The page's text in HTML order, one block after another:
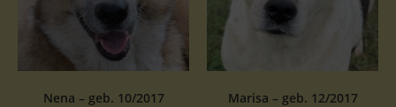
Nena – geb. 10/2017 Marisa – geb. 12/2017